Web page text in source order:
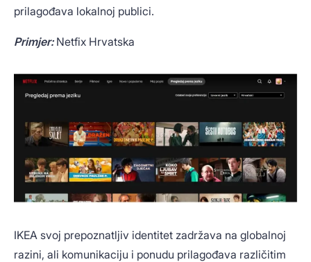
prilagođava lokalnoj publici.
Primjer:Netfix Hrvatska
IKEA svoj prepoznatljiv identitet zadržava na globalnoj
razini, ali komunikaciju i ponudu prilagođava različitim